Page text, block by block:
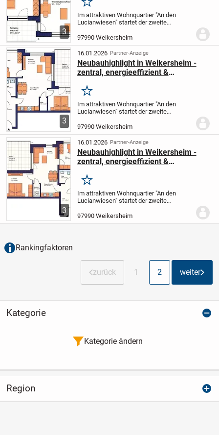
3
Merken
Im attraktiven Wohnquartier "An den
Lucianwiesen" startet der zweite
Abschluss des ersten Bauabschnitts
entstehen nun weitere 27 moderne
Neubauwohnungen in einer...
97990 Weikersheim
3
16.01.2026 Partner-Anzeige
Neubauhighlight in Weikersheim -
zentral, energieeffizient &
Merken
Im attraktiven Wohnquartier "An den
Lucianwiesen" startet der zweite
Abschluss des ersten Bauabschnitts
entstehen nun weitere 27 moderne
Neubauwohnungen in einer...
97990 Weikersheim
3
16.01.2026 Partner-Anzeige
Neubauhighlight in Weikersheim -
zentral, energieeffizient &
Merken
Im attraktiven Wohnquartier "An den
Lucianwiesen" startet der zweite
Abschluss des ersten Bauabschnitts
entstehen nun weitere 27 moderne
97990 Weikersheim
Rankingfaktoren
zurück 1 2 weiter
Kategorie
Kategorie ändern
Region